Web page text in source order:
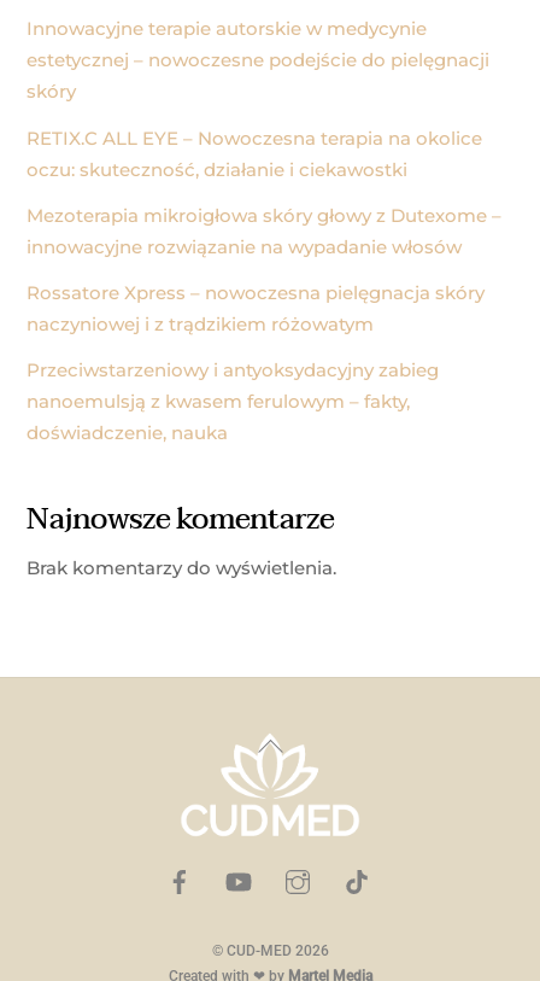
Innowacyjne terapie autorskie w medycynie
estetycznej – nowoczesne podejście do pielęgnacji
skóry
RETIX.C ALL EYE – Nowoczesna terapia na okolice
oczu: skuteczność, działanie i ciekawostki
Mezoterapia mikroigłowa skóry głowy z Dutexome –
innowacyjne rozwiązanie na wypadanie włosów
Rossatore Xpress – nowoczesna pielęgnacja skóry
naczyniowej i z trądzikiem różowatym
Przeciwstarzeniowy i antyoksydacyjny zabieg
nanoemulsją z kwasem ferulowym – fakty,
doświadczenie, nauka
Najnowsze komentarze
Brak komentarzy do wyświetlenia.
Back
To
Top
© CUD-MED 2026
Created with ❤ by Martel Media